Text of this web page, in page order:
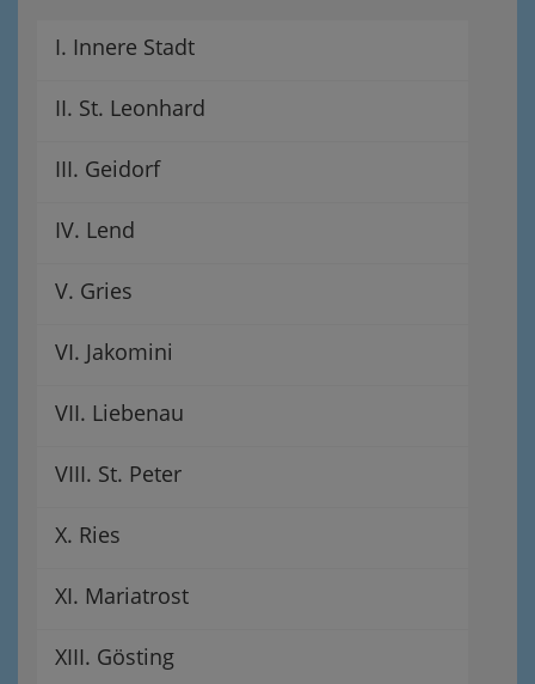
I. Innere Stadt
II. St. Leonhard
III. Geidorf
IV. Lend
V. Gries
VI. Jakomini
VII. Liebenau
VIII. St. Peter
X. Ries
XI. Mariatrost
XIII. Gösting